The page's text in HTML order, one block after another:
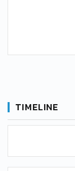
TIMELINE